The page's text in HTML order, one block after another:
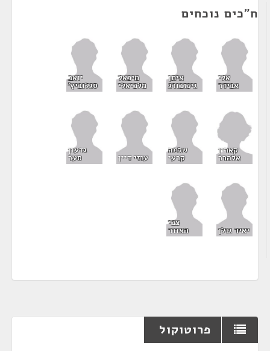
ח"כים נוכחים
אלי
אבידר
איתן
גינזבורג
מיכאל
מלכיאלי
יואב
סגלוביץ'
קארין
אלהרר
שלמה
קרעי עוזי דיין
גדעון
סער
יאיר גולן
צבי
האוזר
פרוטוקול